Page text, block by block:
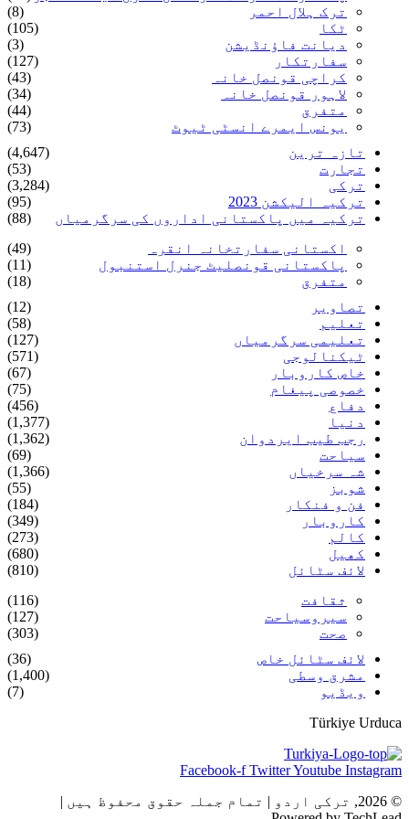
ترک ہلال احمر
(8)
ٹکا
(105)
دیانت فاؤنڈیشن
(3)
سفارتکار
(127)
کراچی قونصل خانہ
(43)
لاہور قونصل خانہ
(34)
متفرق
(44)
یونس ایمرے انسٹی ٹیوٹ
(73)
تازہ ترین
(4,647)
تجارت
(53)
ترکی
(3,284)
ترکیہ الیکشن 2023
(95)
ترکیہ میں پاکستانی اداروں کی سرگرمیاں
(88)
اکستانی سفارتخانہ انقرہ
(49)
پاکستانی قونصلیٹ جنرل استنبول
(11)
متفرق
(18)
تصاویر
(12)
تعلیم
(58)
تعلیمی سرگرمیاں
(127)
ٹیکنالوجی
(571)
خاص کاروبار
(67)
خصوصی پیغام
(75)
دفاع
(456)
دنیا
(1,377)
رجب طیب ایردوان
(1,362)
سیاحت
(69)
شہ سرخیاں
(1,366)
شوبز
(55)
فن و فنکار
(184)
کاروبار
(349)
کالم
(273)
کھیل
(680)
لائف سٹائل
(810)
ثقافت
(116)
سیروسیاحت
(127)
صحت
(303)
لائف سٹائل خاص
(36)
مشرق وسطی
(1,400)
ویڈیو
(7)
Türkiye Urduca
Facebook-f TwitterYoutube Instagram
© 2026, ترکی اردو | تمام جملہ حقوق محفوظ ہیں |